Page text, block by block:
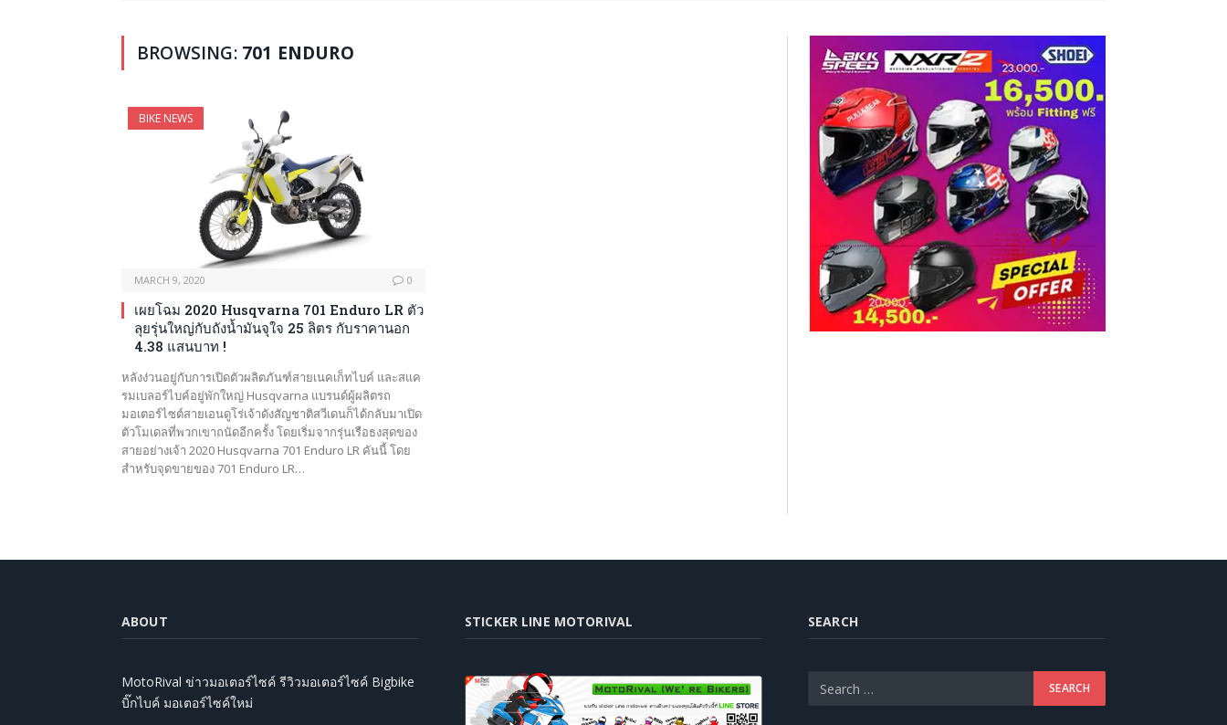
BROWSING: 701 ENDURO
BIKE NEWS
MARCH 9, 2020 0
เผยโฉม 2020 Husqvarna 701 Enduro LR ตัว
ลุยรุ่นใหญ่กับถังน้ำมันจุใจ 25 ลิตร กับราคานอก
4.38 แสนบาท !
หลังง่วนอยู่กับการเปิดตัวผลิตภันฑ์สายเนคเก็ทไบค์ และสแค
รมเบลอร์ไบค์อยู่พักใหญ่ Husqvarna แบรนด์ผู้ผลิตรถ
มอเตอร์ไซต์สายเอนดูโร่เจ้าดังสัญชาติสวีเดนก็ได้กลับมาเปิด
ตัวโมเดลที่พวกเขาถนัดอีกครั้ง โดยเริ่มจากรุ่นเรือธงสุดของ
สายอย่างเจ้า 2020 Husqvarna 701 Enduro LR คันนี้ โดย
สำหรับจุดขายของ 701 Enduro LR…
ABOUT
MotoRival ข่าวมอเตอร์ไซค์ รีวิวมอเตอร์ไซค์ Bigbike
บิ๊กไบค์ มอเตอร์ไซค์ใหม่
STICKER LINE MOTORIVAL SEARCH